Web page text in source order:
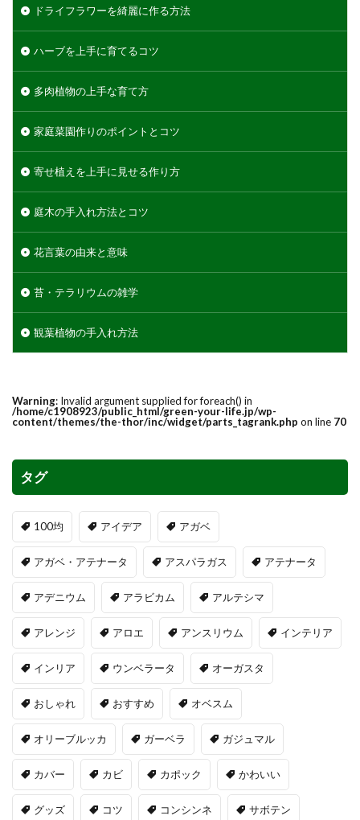
ドライフラワーを綺麗に作る方法
ハーブを上手に育てるコツ
多肉植物の上手な育て方
家庭菜園作りのポイントとコツ
寄せ植えを上手に見せる作り方
庭木の手入れ方法とコツ
花言葉の由来と意味
苔・テラリウムの雑学
観葉植物の手入れ方法
Warning: Invalid argument supplied for foreach() in
/home/c1908923/public_html/green-your-life.jp/wp-
content/themes/the-thor/inc/widget/parts_tagrank.php on line 70
タグ
100均 アイデア アガベ
アガベ・アテナータ アスパラガス アテナータ
アデニウム アラビカム アルテシマ
アレンジ アロエ アンスリウム インテリア
インリア ウンベラータ オーガスタ
おしゃれ おすすめ オベスム
オリーブルッカ ガーベラ ガジュマル
カバー カビ カポック かわいい
グッズ コツ コンシンネ サボテン